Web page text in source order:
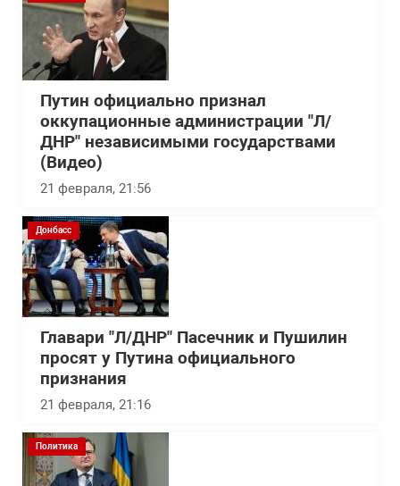
Путин официально признал
оккупационные администрации "Л/
ДНР" независимыми государствами
(Видео)
21 февраля, 21:56
Донбасс
Главари "Л/ДНР" Пасечник и Пушилин
просят у Путина официального
признания
21 февраля, 21:16
Политика